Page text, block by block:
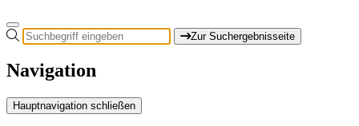
Zur Suchergebnisseite
Navigation
Hauptnavigation schließen